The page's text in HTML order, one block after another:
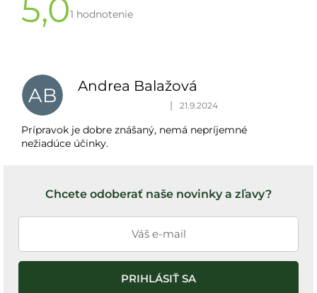
5,0hodnotenie
hviezdičiek.
1 hodnotenie
p
i
h
o
í
AB Andrea Balažová
Hodnotenie produktu je 5 z 5 hviezdičiek.
| 21.9.2024
Prípravok je dobre znášaný, nemá nepríjemné
nežiadúce účinky.
Chcete odoberať naše novinky a zľavy?
PRIHLÁSIŤ SA